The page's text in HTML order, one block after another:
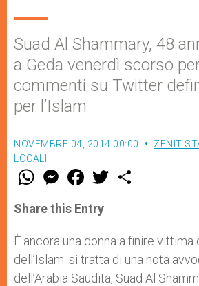
Suad Al Shammary, 48
a Geda venerdì scorso
commenti su Twitter
per l’Islam
NOVEMBRE 04, 2014 00:00 ZENIT
LOCALI
W
t
s
p
p
M
e
s
e
g
e
r
F
a
e
b
o
k
w
r
Share this Entry
È ancora una donna a finire vittima
dell’Islam: si tratta di una nota
dell’Arabia Saudita, Suad Al